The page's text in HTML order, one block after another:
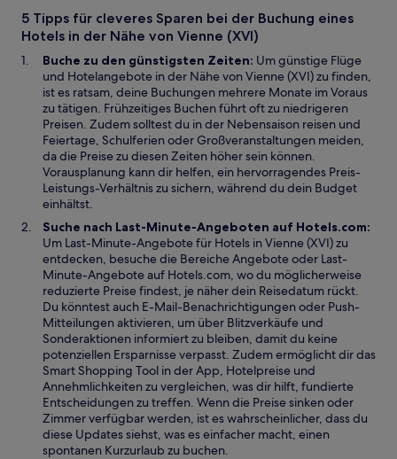
ö
f
f
n
e
t
e
n
t
e
r
g
e
ö
f
f
n
t
e
n
n
g
5 Tipps für cleveres Sparen bei der Buchung eines
Hotels in der Nähe von Vienne (XVI)
Buche zu den günstigsten Zeiten: Um günstige Flüge
und Hotelangebote in der Nähe von Vienne (XVI) zu finden,
ist es ratsam, deine Buchungen mehrere Monate im Voraus
zu tätigen. Frühzeitiges Buchen führt oft zu niedrigeren
Preisen. Zudem solltest du in der Nebensaison reisen und
Feiertage, Schulferien oder Großveranstaltungen meiden,
da die Preise zu diesen Zeiten höher sein können.
Vorausplanung kann dir helfen, ein hervorragendes Preis-
Leistungs-Verhältnis zu sichern, während du dein Budget
einhältst.
Suche nach Last-Minute-Angeboten auf Hotels.com:
Um Last-Minute-Angebote für Hotels in Vienne (XVI) zu
entdecken, besuche die Bereiche Angebote oder Last-
Minute-Angebote auf Hotels.com, wo du möglicherweise
reduzierte Preise findest, je näher dein Reisedatum rückt.
Du könntest auch E-Mail-Benachrichtigungen oder Push-
Mitteilungen aktivieren, um über Blitzverkäufe und
Sonderaktionen informiert zu bleiben, damit du keine
potenziellen Ersparnisse verpasst. Zudem ermöglicht dir das
Smart Shopping Tool in der App, Hotelpreise und
Annehmlichkeiten zu vergleichen, was dir hilft, fundierte
Entscheidungen zu treffen. Wenn die Preise sinken oder
Zimmer verfügbar werden, ist es wahrscheinlicher, dass du
diese Updates siehst, was es einfacher macht, einen
spontanen Kurzurlaub zu buchen.